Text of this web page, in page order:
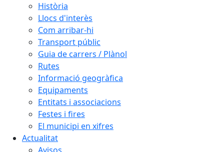
Història
Llocs d'interès
Com arribar-hi
Transport públic
Guia de carrers / Plànol
Rutes
Informació geogràfica
Equipaments
Entitats i associacions
Festes i fires
El municipi en xifres
Actualitat